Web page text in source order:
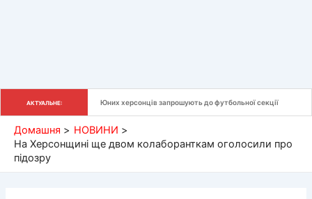
АКТУАЛЬНЕ: Юних херсонців запрошують до футбольної секції
Домашня
НОВИНИ
На Херсонщині ще двом колаборанткам оголосили про
підозру